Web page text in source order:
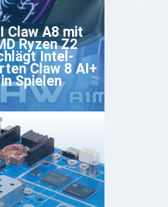
Claw A8 mit
Ryzen Z2
Intel-
Claw 8 AI+
in Spielen